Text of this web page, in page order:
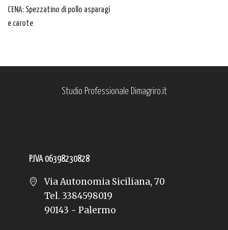
CENA: Spezzatino di pollo asparagi
e carote
Studio Professionale Dimagriro.it
P.IVA 06398230828
Via Autonomia Siciliana, 70
Tel. 3384598019
90143 - Palermo